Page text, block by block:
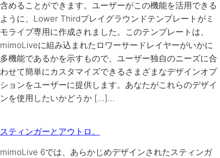
含めることができます。ユーザーがこの機能を活用できる
ように、Lower Thirdプレイグラウンドテンプレートがミ
モライブ専用に作成されました。このテンプレートは、
mimoLiveに組み込まれたロワーサードレイヤーがいかに
多機能であるかを示すもので、ユーザー独自のニーズに合
わせて簡単にカスタマイズできるさまざまなデザインオプ
ションをユーザーに提供します。あなたがこれらのデザイ
ンを使用したいかどうか [...]...
スティンガーとアウトロ。
mimoLive 6では、あらかじめデザインされたスティンガ